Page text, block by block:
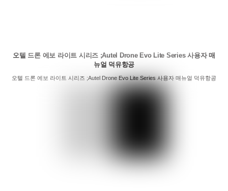
오텔 드론 에보 라이트 시리즈 ;Autel Drone Evo Lite Series 사용자 매
뉴얼 덕유항공
오텔 드론 에보 라이트 시리즈 ;Autel Drone Evo Lite Series 사용자 매뉴얼 덕유항공